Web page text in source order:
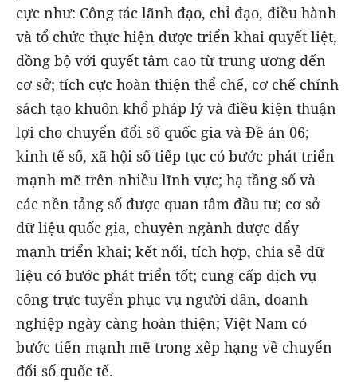
cực như: Công tác lãnh đạo, chỉ đạo, điều hành
và tổ chức thực hiện được triển khai quyết liệt,
đồng bộ với quyết tâm cao từ trung ương đến
cơ sở; tích cực hoàn thiện thể chế, cơ chế chính
sách tạo khuôn khổ pháp lý và điều kiện thuận
lợi cho chuyển đổi số quốc gia và Đề án 06;
kinh tế số, xã hội số tiếp tục có bước phát triển
mạnh mẽ trên nhiều lĩnh vực; hạ tầng số và
các nền tảng số được quan tâm đầu tư; cơ sở
dữ liệu quốc gia, chuyên ngành được đẩy
mạnh triển khai; kết nối, tích hợp, chia sẻ dữ
liệu có bước phát triển tốt; cung cấp dịch vụ
công trực tuyến phục vụ người dân, doanh
nghiệp ngày càng hoàn thiện; Việt Nam có
bước tiến mạnh mẽ trong xếp hạng về chuyển
đổi số quốc tế.